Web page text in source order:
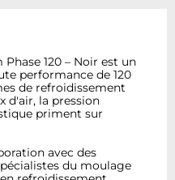
120 – Noir est un
performance de 120
de refroidissement
d'air, la pression
priment sur
avec des
du moulage